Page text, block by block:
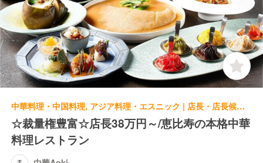
中華料理・中国料理, アジア料理・エスニック | 店長・店長候補 | 中華Aoki
☆裁量権豊富☆店長38万円～/恵比寿の本格中華
料理レストラン